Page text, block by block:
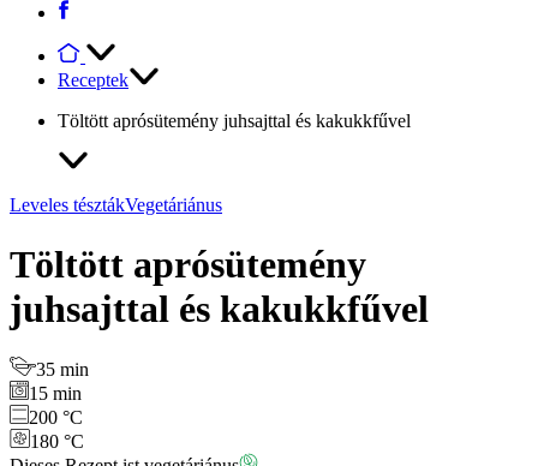
Receptek
Töltött aprósütemény juhsajttal és kakukkfűvel
Leveles tésztákVegetáriánus
Töltött aprósütemény
juhsajttal és kakukkfűvel
35 min
15 min
200 °C
180 °C